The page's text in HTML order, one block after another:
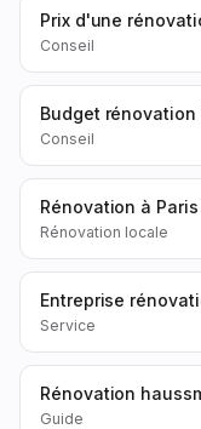
Prix d'une
Conseil
Budget rénovation
Conseil
Rénovation à Paris
Rénovation locale
Entreprise
Service
Rénovation
Guide